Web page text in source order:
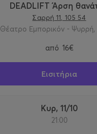
DEADLIFT Άρση
Σαρρή 11, 105 54
Θέατρο Εμπορικόν - Ψυρρή,
από 16€
Εισιτήρια
Κυρ, 11/10
21:00